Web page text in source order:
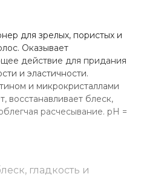
для зрелых, пористых и
Оказывает
действие для придания
и эластичности.
и микрокристаллами
восстанавливает блеск,
расчесывание. рН =
гладкость и